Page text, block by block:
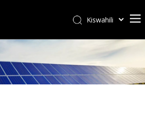
Kiswahili
Italiano
Deutsch